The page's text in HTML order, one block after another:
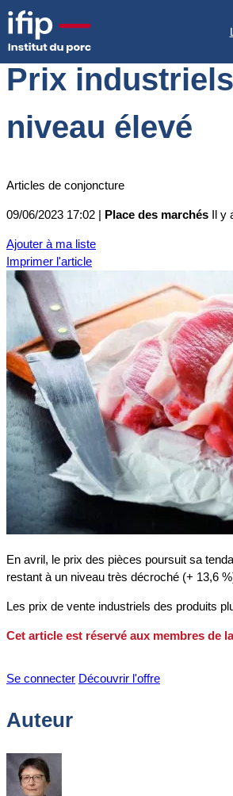
Accueil Place des marchés
Prix
niveau élevé
Articles de conjoncture
09/06/2023 17:02 | Place des marchés Il y
Ajouter à ma liste
Imprimer l'article
En avril, le prix des pièces poursuit sa
restant à un niveau très décroché (+ 13,6
Les prix de vente industriels des produits
Cet article est réservé aux membres de
Se connecter Découvrir l'offre
Auteur